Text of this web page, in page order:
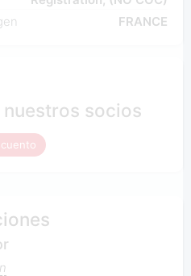
FRANCE
nuestros socios